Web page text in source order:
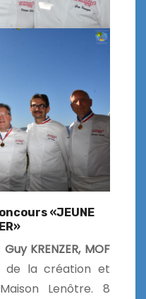
«JEUNE
Guy KRENZER, MOF
de la création et
Lenôtre. 8